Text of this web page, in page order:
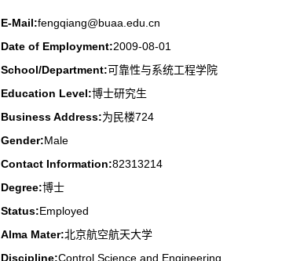
E-Mail:fengqiang@buaa.edu.cn
Date of Employment:2009-08-01
School/Department:可靠性与系统工程学院
Education Level:博士研究生
Business Address:为民楼724
Gender:Male
Contact Information:82313214
Degree:博士
Status:Employed
Alma Mater:北京航空航天大学
Discipline:Control Science and Engineering